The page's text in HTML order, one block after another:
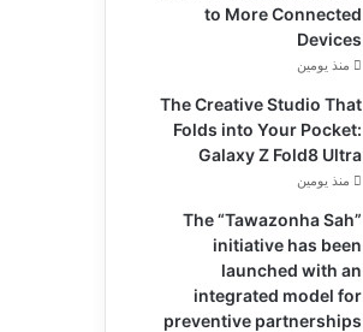
to More Connected
Devices
منذ يومين
The Creative Studio That
Folds into Your Pocket:
Galaxy Z Fold8 Ultra
منذ يومين
The “Tawazonha Sah”
initiative has been
launched with an
integrated model for
preventive partnerships